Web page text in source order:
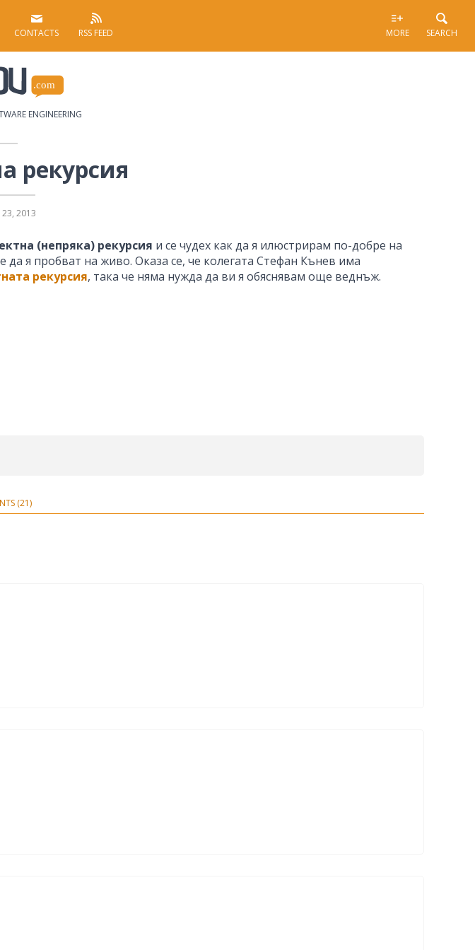
CONTACTS RSS FEED SEARCH
MORE
ENGINEERING
рекурсия
23, 2013
(непряка) рекурсия и се чудех как да я илюстрирам по-добре на
да я пробват на живо. Оказа се, че колегата Стефан Кънев има
рекурсия, така че няма нужда да ви я обяснявам още веднъж.
(21)